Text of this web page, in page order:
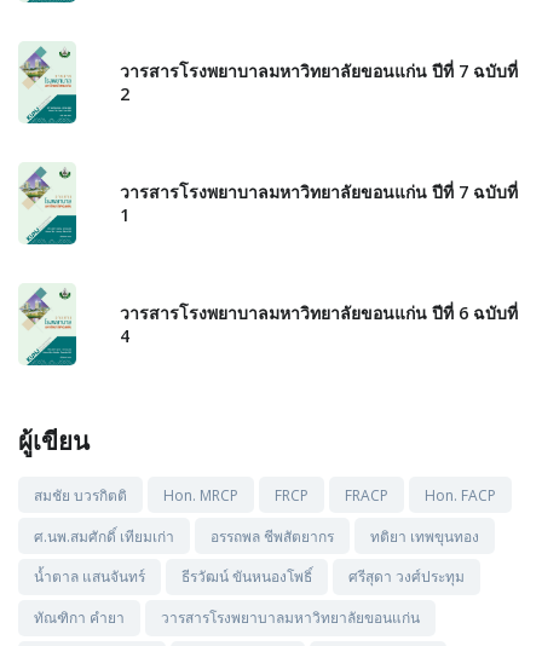
วารสารโรงพยาบาลมหาวิทยาลัยขอนแก่น ปีที่ 7 ฉบับที่
2
วารสารโรงพยาบาลมหาวิทยาลัยขอนแก่น ปีที่ 7 ฉบับที่
1
วารสารโรงพยาบาลมหาวิทยาลัยขอนแก่น ปีที่ 6 ฉบับที่
4
ผู้เขียน
สมชัย บวรกิตติ Hon. MRCP FRCP FRACP
Hon. FACP
ศ.นพ.สมศักดิ์ เทียมเก่า
อรรถพล ชีพสัตยากร
ทติยา เทพขุนทอง
น้ำตาล แสนจันทร์
ธีรวัฒน์ ขันหนองโพธิ์
ศรีสุดา วงศ์ประทุม
ทัณฑิกา คำยา
วารสารโรงพยาบาลมหาวิทยาลัยขอนแก่น